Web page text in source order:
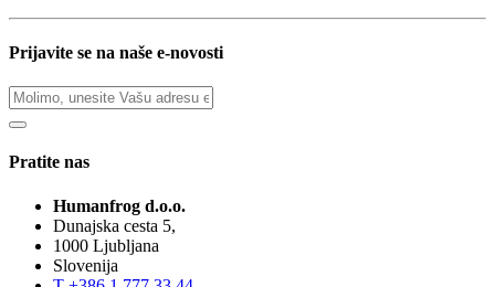
Prijavite se na naše e-novosti
Pratite nas
Humanfrog d.o.o.
Dunajska cesta 5,
1000 Ljubljana
Slovenija